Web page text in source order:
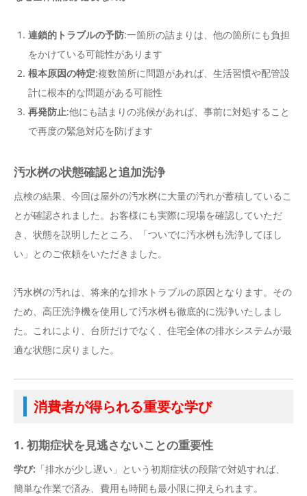
連鎖的トラブルの予防:一箇所の詰まりは、他の箇所にも負担
をかけている可能性があります
根本原因の特定:複数箇所に問題があれば、生活習慣や配管設
計に根本的な問題がある可能性
再発防止:他にも詰まりの兆候があれば、事前に対処すること
で再度の緊急対応を防げます
汚水桝の状態確認と追加洗浄
点検の結果、今回は屋外の汚水桝に大量の汚れが蓄積しているこ
とが確認されました。お客様にも実際に現場を確認していただ
き、状態を説明したところ、「ついでに汚水桝も洗浄してほし
い」とのご依頼をいただきました。
汚水桝の汚れは、将来的な排水トラブルの原因となります。その
ため、高圧洗浄機を使用して汚水桝も徹底的に洗浄いたしまし
た。これにより、台所だけでなく、住宅全体の排水システムが最
適な状態に戻りました。
消費者が得られる重要な学び
1. 初期症状を見逃さないことの重要性
学び: 「排水が少し遅い」という初期症状の段階で対処すれば、
簡単な作業で済み、費用も時間も最小限に抑えられます。